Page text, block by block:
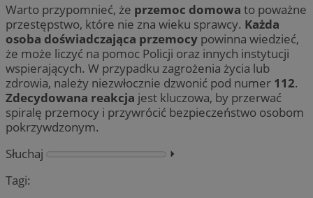
Warto przypomnieć, że przemoc domowa to poważne
przestępstwo, które nie zna wieku sprawcy. Każda
osoba doświadczająca przemocy powinna wiedzieć,
że może liczyć na pomoc Policji oraz innych instytucji
wspierających. W przypadku zagrożenia życia lub
zdrowia, należy niezwłocznie dzwonić pod numer 112.
Zdecydowana reakcja jest kluczowa, by przerwać
spiralę przemocy i przywrócić bezpieczeństwo osobom
pokrzywdzonym.
Słuchaj
⏵︎
Tagi: